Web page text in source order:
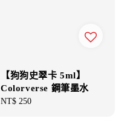
【狗狗史翠卡 5ml】
Colorverse 鋼筆墨水
Regular
NT$ 250